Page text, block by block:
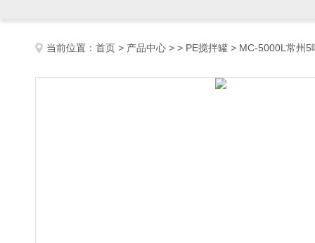
当前位置： 首页 > 产品中心 > > PE搅拌罐 > MC-5000L常州5